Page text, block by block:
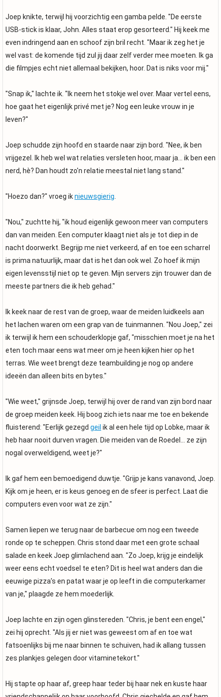
Joep knikte, terwijl hij voorzichtig een gamba pelde. "De eerste
USB-stick is klaar, John. Alles staat erop gesorteerd." Hij keek me
even indringend aan en schoof zijn bril recht. "Maar ik zeg het je
wel vast: de komende tijd zul jij daar zelf verder mee moeten. Ik ga
die filmpjes echt niet allemaal bekijken, hoor. Dat is niks voor mij."
"Snap ik," lachte ik. "Ik neem het stokje wel over. Maar vertel eens,
hoe gaat het eigenlijk privé met je? Nog een leuke vrouw in je
leven?"
Joep schudde zijn hoofd en staarde naar zijn bord. "Nee, ik ben
vrijgezel. Ik heb wel wat relaties versleten hoor, maar ja... ik ben een
nerd, hè? Dan houdt zo'n relatie meestal niet lang stand."
"Hoezo dan?" vroeg iknieuwsgierig
"Nou," zuchtte hij, "ik houd eigenlijk gewoon meer van computers
dan van meiden. Een computer klaagt niet als je tot diep in de
nacht doorwerkt. Begrijp me niet verkeerd, af en toe een scharrel
is prima natuurlijk, maar dat is het dan ook wel. Zo hoef ik mijn
eigen levensstijl niet op te geven. Mijn servers zijn trouwer dan de
meeste partners die ik heb gehad."
Ik keek naar de rest van de groep, waar de meiden luidkeels aan
het lachen waren om een grap van de tuinmannen. "Nou Joep," zei
ik terwijl ik hem een schouderklopje gaf, "misschien moet je na het
eten toch maar eens wat meer om je heen kijken hier op het
terras. Wie weet brengt deze teambuilding je nog op andere
ideeën dan alleen bits en bytes."
"Wie weet," grijnsde Joep, terwijl hij over de rand van zijn bord naar
de groep meiden keek. Hij boog zich iets naar me toe en bekende
fluisterend: "Eerlijk gezegd geil ik al een hele tijd op Lobke, maar ik
heb haar nooit durven vragen. Die meiden van de Roedel... ze zijn
nogal overweldigend, weet je?"
Ik gaf hem een bemoedigend duwtje. "Grijp je kans vanavond, Joep.
Kijk om je heen, er is keus genoeg en de sfeer is perfect. Laat die
computers even voor wat ze zijn."
Samen liepen we terug naar de barbecue om nog een tweede
ronde op te scheppen. Chris stond daar met een grote schaal
salade en keek Joep glimlachend aan. "Zo Joep, krijg je eindelijk
weer eens echt voedsel te eten? Dit is heel wat anders dan die
eeuwige pizza’s en patat waar je op leeft in die computerkamer
van je," plaagde ze hem moederlijk.
Joep lachte en zijn ogen glinstereden. "Chris, je bent een engel,"
zei hij oprecht. "Als jij er niet was geweest om af en toe wat
fatsoenlijks bij me naar binnen te schuiven, had ik allang tussen
zes plankjes gelegen door vitaminetekort."
Hij stapte op haar af, greep haar teder bij haar nek en kuste haar